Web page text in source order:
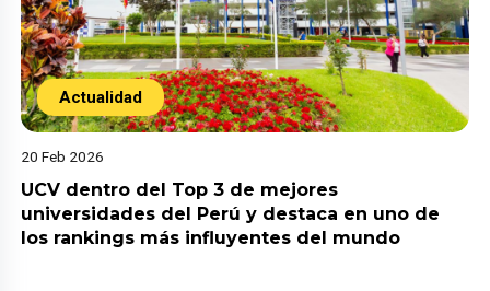
Actualidad
20 Feb 2026
UCV dentro del Top 3 de mejores
universidades del Perú y destaca en uno de
los rankings más influyentes del mundo